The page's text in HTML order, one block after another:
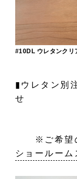
#10DL ウレタンクリ
▮ウレタン別
※ご希望の
ショールーム